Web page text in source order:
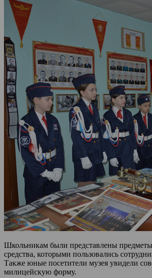
Школьникам были представлены
средства, которыми пользовались
Также юные посетители музея увидели
милицейскую форму.